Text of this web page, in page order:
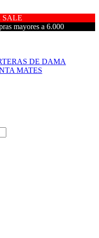
SALE
mayores a 6.000
DE DAMA
MATES